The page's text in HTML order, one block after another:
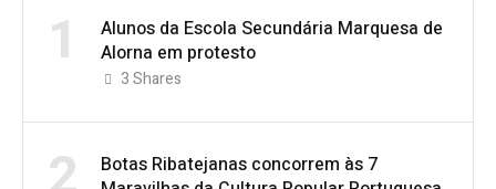
1
Alunos da Escola Secundária Marquesa de
Alorna em protesto
3Shares
Botas Ribatejanas concorrem às 7